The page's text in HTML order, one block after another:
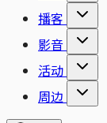
播客
影音
活动
周边